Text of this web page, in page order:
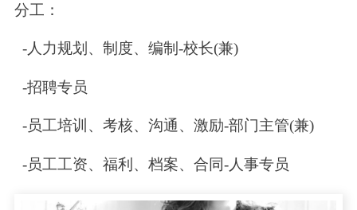
分工：
-人力规划、制度、编制-校长(兼)
-招聘专员
-员工培训、考核、沟通、激励-部门主管(兼)
-员工工资、福利、档案、合同-人事专员